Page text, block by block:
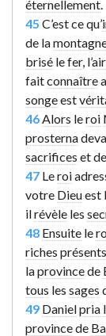
éternellement
45 C’est ce qu’
de la
brisé lefer, l’
faitconnaître
songeest
46 Alors leroi
prosterna
sacrifices et
47 Leroi
votre Dieuest
ilrévèle les
48 Ensuite le
riches présents
laprovincede
tous les sages
49 Danielpria
provincede